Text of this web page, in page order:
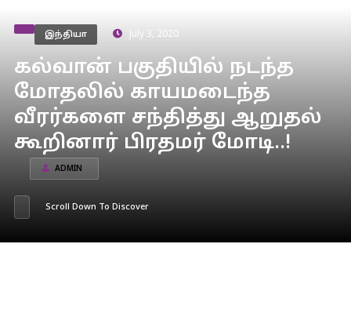
இந்தியா July 3, 2020
கல்வான் பகுதியில் நடந்த
மோதலில் காயமடைந்த
வீரர்களை சந்தித்து ஆறுதல்
கூறினார் பிரதமர் மோடி..!
ADMIN
Scroll Down To Discover